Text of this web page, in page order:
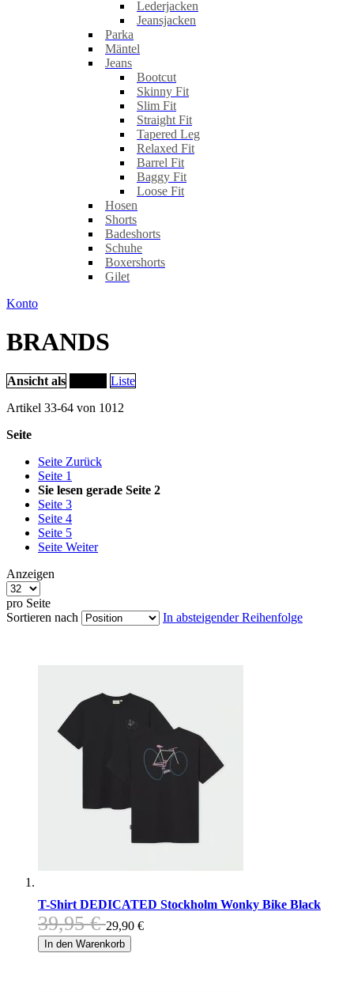
Lederjacken
Jeansjacken
Parka
Mäntel
Jeans
Bootcut
Skinny Fit
Slim Fit
Straight Fit
Tapered Leg
Relaxed Fit
Barrel Fit
Baggy Fit
Loose Fit
Hosen
Shorts
Badeshorts
Schuhe
Boxershorts
Gilet
Konto
BRANDS
Ansicht als
Liste
Artikel 33-64 von 1012
Seite
Seite Zurück
Seite 1
Sie lesen gerade Seite 2
Seite 3
Seite 4
Seite 5
Seite Weiter
Anzeigen
pro Seite
Sortieren nach
In absteigender Reihenfolge
T-Shirt DEDICATED Stockholm Wonky Bike Black
39,95 € 29,90 €
In den Warenkorb